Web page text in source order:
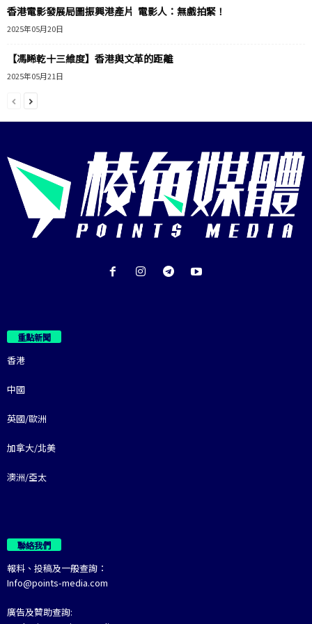
香港電影發展局圖振興港產片 電影人：無戲拍緊！
2025年05月20日
【馮睎乾十三維度】香港與文革的距離
2025年05月21日
重點新聞
香港
中國
英國/歐洲
加拿大/北美
澳洲/亞太
聯絡我們
報料、投稿及一般查詢：
Info@points-media.com
廣告及贊助查詢: